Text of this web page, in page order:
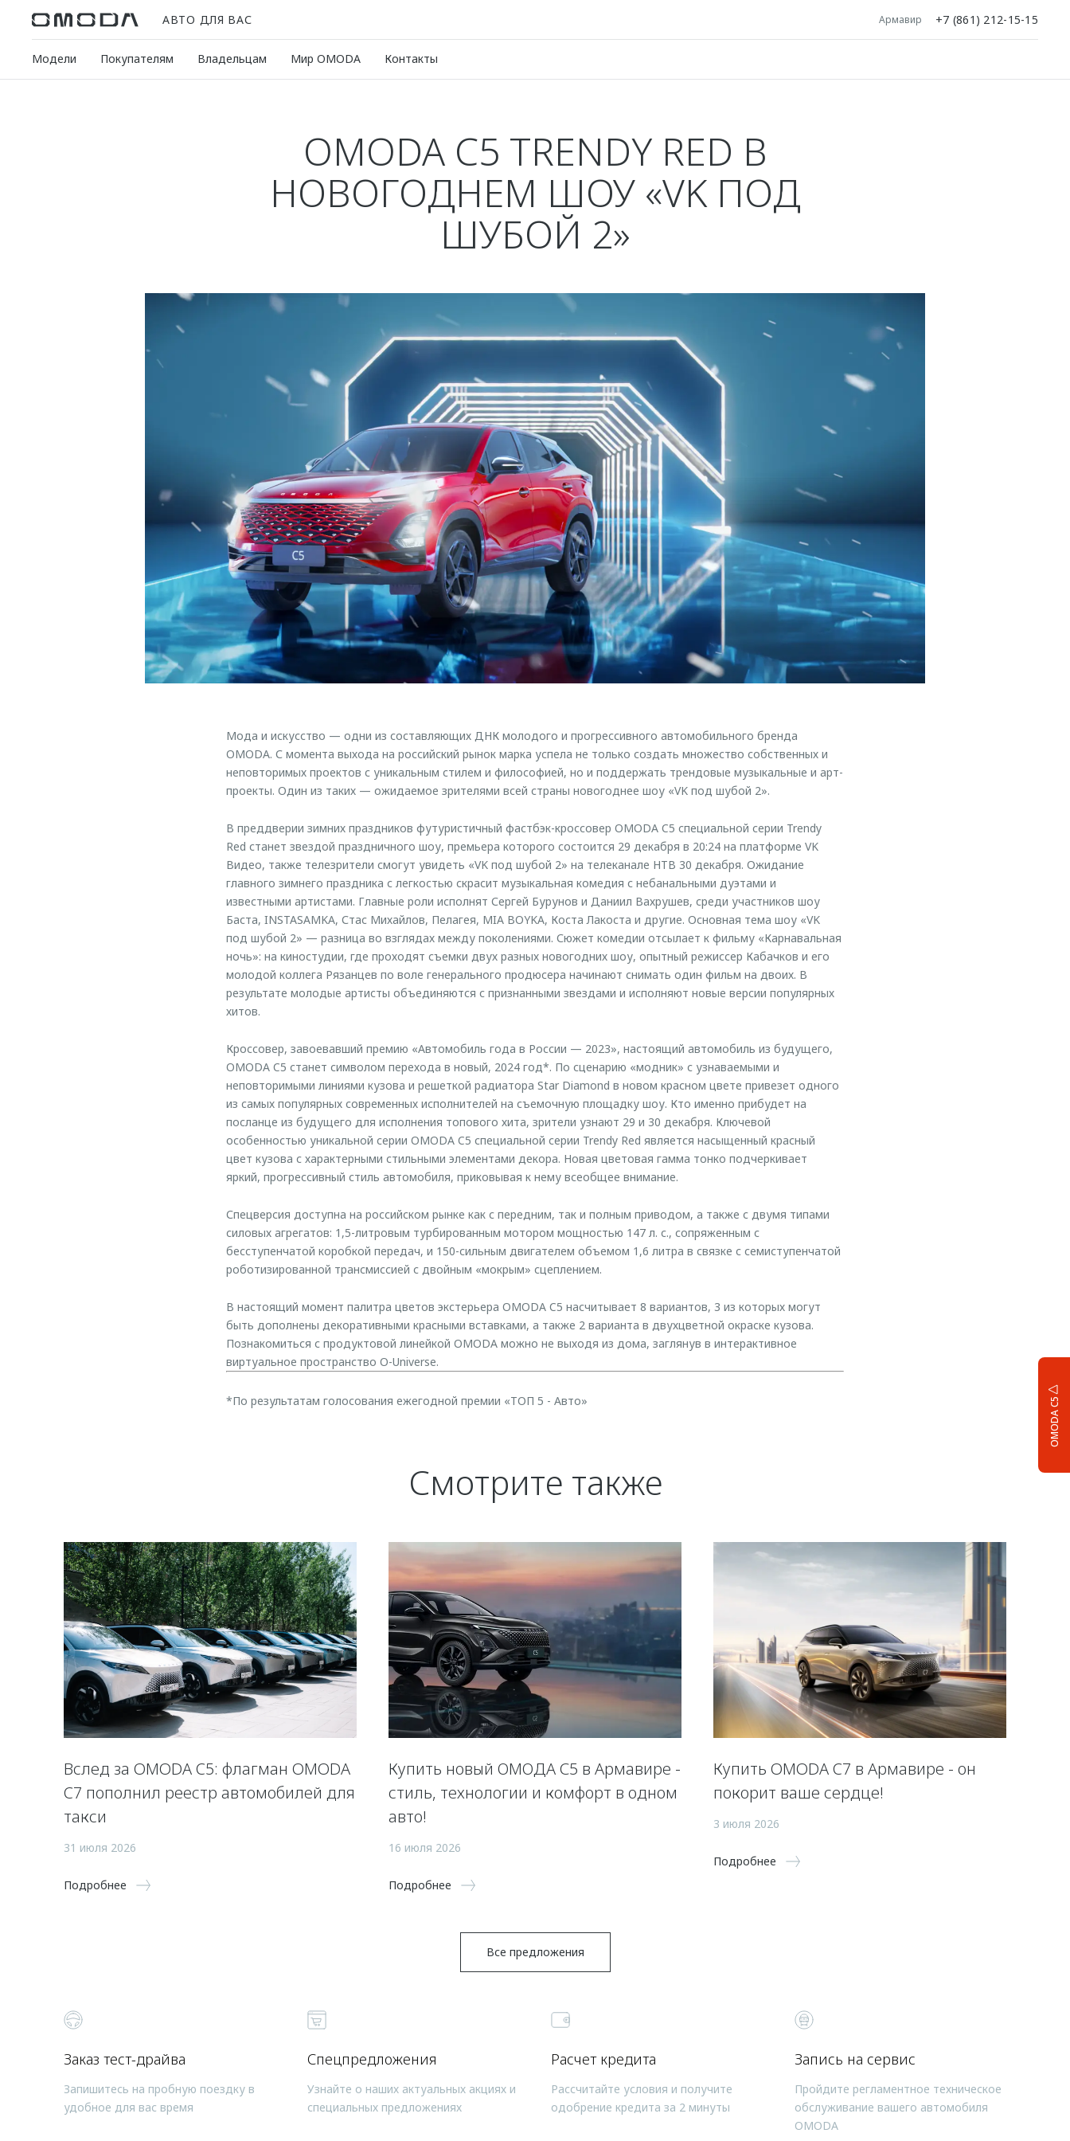
АВТО ДЛЯ ВАС Армавир +7 (861) 212-15-15
Модели Покупателям Владельцам Мир OMODA Контакты
OMODA C5
OMODA C5 TRENDY RED В
НОВОГОДНЕМ ШОУ «VK ПОД
ШУБОЙ 2»
Мода и искусство — одни из составляющих ДНК молодого и прогрессивного автомобильного бренда
OMODA. С момента выхода на российский рынок марка успела не только создать множество собственных и
неповторимых проектов с уникальным стилем и философией, но и поддержать трендовые музыкальные и арт-
проекты. Один из таких — ожидаемое зрителями всей страны новогоднее шоу «VK под шубой 2».
В преддверии зимних праздников футуристичный фастбэк-кроссовер OMODA C5 специальной серии Trendy
Red станет звездой праздничного шоу, премьера которого состоится 29 декабря в 20:24 на платформе VK
Видео, также телезрители смогут увидеть «VK под шубой 2» на телеканале НТВ 30 декабря. Ожидание
главного зимнего праздника с легкостью скрасит музыкальная комедия с небанальными дуэтами и
известными артистами. Главные роли исполнят Сергей Бурунов и Даниил Вахрушев, среди участников шоу
Баста, INSTASAMKA, Стас Михайлов, Пелагея, MIA BOYKA, Коста Лакоста и другие. Основная тема шоу «VK
под шубой 2» — разница во взглядах между поколениями. Сюжет комедии отсылает к фильму «Карнавальная
ночь»: на киностудии, где проходят съемки двух разных новогодних шоу, опытный режиссер Кабачков и его
молодой коллега Рязанцев по воле генерального продюсера начинают снимать один фильм на двоих. В
результате молодые артисты объединяются с признанными звездами и исполняют новые версии популярных
хитов.
Кроссовер, завоевавший премию «Автомобиль года в России — 2023», настоящий автомобиль из будущего,
OMODA C5 станет символом перехода в новый, 2024 год*. По сценарию «модник» с узнаваемыми и
неповторимыми линиями кузова и решеткой радиатора Star Diamond в новом красном цвете привезет одного
из самых популярных современных исполнителей на съемочную площадку шоу. Кто именно прибудет на
посланце из будущего для исполнения топового хита, зрители узнают 29 и 30 декабря. Ключевой
особенностью уникальной серии OMODA C5 специальной серии Trendy Red является насыщенный красный
цвет кузова с характерными стильными элементами декора. Новая цветовая гамма тонко подчеркивает
яркий, прогрессивный стиль автомобиля, приковывая к нему всеобщее внимание.
Спецверсия доступна на российском рынке как с передним, так и полным приводом, а также с двумя типами
силовых агрегатов: 1,5-литровым турбированным мотором мощностью 147 л. с., сопряженным с
бесступенчатой коробкой передач, и 150-сильным двигателем объемом 1,6 литра в связке с семиступенчатой
роботизированной трансмиссией с двойным «мокрым» сцеплением.
В настоящий момент палитра цветов экстерьера OMODA C5 насчитывает 8 вариантов, 3 из которых могут
быть дополнены декоративными красными вставками, а также 2 варианта в двухцветной окраске кузова.
Познакомиться с продуктовой линейкой OMODA можно не выходя из дома, заглянув в интерактивное
виртуальное пространство O-Universe.
*По результатам голосования ежегодной премии «ТОП 5 - Авто»
Смотрите также
Вслед за OMODA C5: флагман OMODA
C7 пополнил реестр автомобилей для
такси
31 июля 2026
Подробнее
Купить новый ОМОДА С5 в Армавире -
стиль, технологии и комфорт в одном
авто!
16 июля 2026
Подробнее
Купить OMODA C7 в Армавире - он
покорит ваше сердце!
3 июля 2026
Подробнее
Все предложения
Заказ тест-драйва
Запишитесь на пробную поездку в
удобное для вас время
Спецпредложения
Узнайте о наших актуальных акциях и
специальных предложениях
Расчет кредита
Рассчитайте условия и получите
одобрение кредита за 2 минуты
Запись на сервис
Пройдите регламентное техническое
обслуживание вашего автомобиля
OMODA